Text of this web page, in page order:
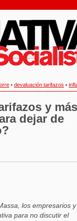
• devaluación tarifazos •
y más
dejar de
los empresarios
para no discutir el